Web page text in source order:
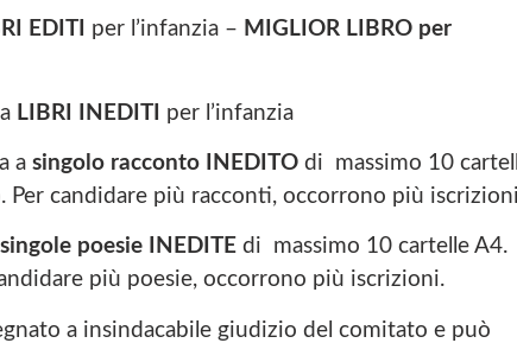
EDITI per l’infanzia – MIGLIOR LIBRO per
LIBRI INEDITI per l’infanzia
a singolo racconto INEDITO di massimo 10
Per candidare più racconti, occorrono più
singole poesie INEDITE di massimo 10 cartelle A4.
più poesie, occorrono più iscrizioni.
a insindacabile giudizio del comitato e può